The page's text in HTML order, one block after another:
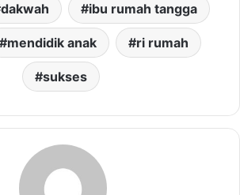
dakwah ibu rumah tangga
mendidik anak ri rumah
sukses